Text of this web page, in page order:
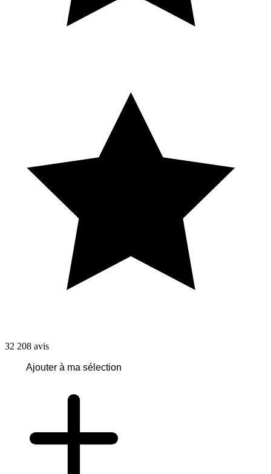
32 208 avis
Ajouter à ma sélection